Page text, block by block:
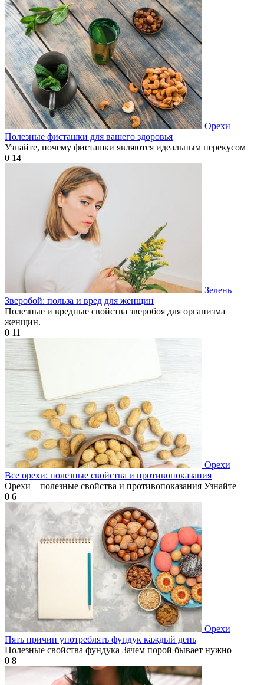
Орехи
Полезные фисташки для вашего здоровья
Узнайте, почему фисташки являются идеальным перекусом
0 14
Зелень
Зверобой: польза и вред для женщин
Полезные и вредные свойства зверобоя для организма
женщин.
0 11
Орехи
Все орехи: полезные свойства и противопоказания
Орехи – полезные свойства и противопоказания Узнайте
0 6
Орехи
Пять причин употреблять фундук каждый день
Полезные свойства фундука Зачем порой бывает нужно
0 8